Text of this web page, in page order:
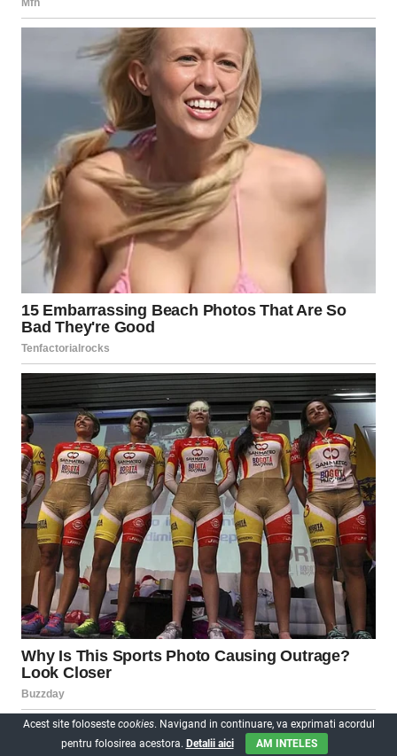
Acest site foloseste cookies. Navigand in continuare, va exprimati acordul
pentru folosirea acestora. Detalii aici AM INTELES